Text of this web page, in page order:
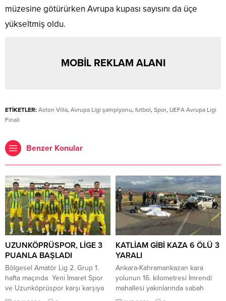
müzesine götürürken Avrupa kupası sayısını da üçe
yükseltmiş oldu.
MOBİL REKLAM ALANI
ETİKETLER: Aston Villa, Avrupa Ligi şampiyonu, futbol, Spor, UEFA Avrupa Ligi
Finali
Benzer Konular
UZUNKÖPRÜSPOR, LİGE 3
PUANLA BAŞLADI
Bölgesel Amatör Lig 2. Grup 1.
hafta maçında Yeni İmaret Spor
ve Uzunköprüspor karşı karşıya
geldi. Bugün saat 14.00’te Yeni
KATLİAM GİBİ KAZA 6 ÖLÜ 3
YARALI
Ankara-Kahramankazan kara
yolunun 16. kilometresi İmrendi
mahallesi yakınlarında sabah
saatlerinde meydana gelen